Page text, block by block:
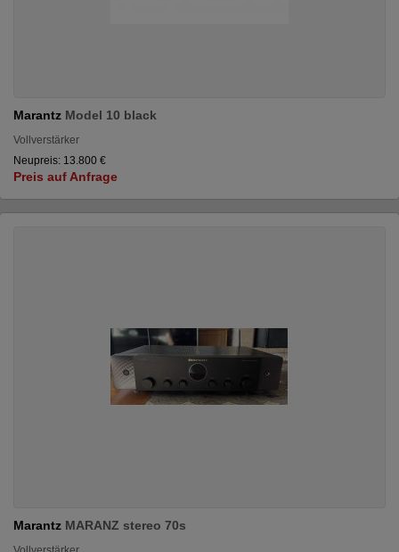
Marantz Model 10 black
Vollverstärker
Neupreis: 13.800 €
Preis auf Anfrage
Marantz MARANZ stereo 70s